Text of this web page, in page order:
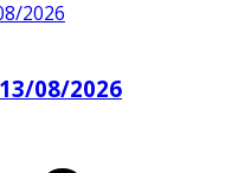
08/2026